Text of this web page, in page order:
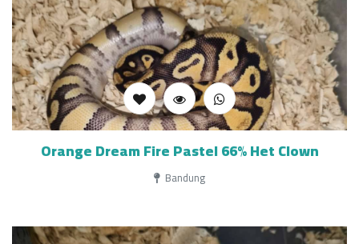
Orange Dream Fire Pastel 66% Het Clown
Bandung